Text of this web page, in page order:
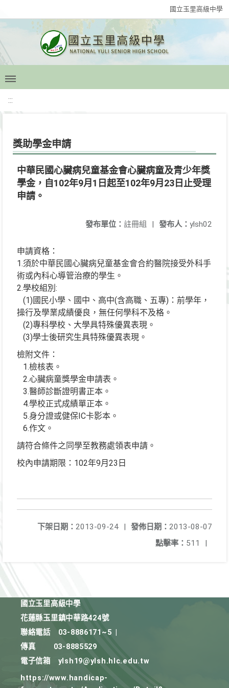
國立玉里高級中學
:::
獎助學金申請
中華民國心臟病兒童基金會心臟病童及青少年獎
學金，自102年9月1日起至102年9月23日止受理
申請。
發布人： ylsh02
發布單位： 註冊組 |
申請資格：
1.須於中華民國心臟病兒童基金會合約醫院接受外科手
術或內科心導管治療的學生。
2.學校組別:
(1)國民小學、國中、高中(含高職、五專)：前學年，
操行及學業成績優良，無任何學科不及格。
(2)專科學校、大學具特殊優異表現。
(3)學士後研究生具特殊優異表現。
檢附文件：
1.檢核表。
2.心臟病童獎學金申請表。
3.醫師診斷證明書正本。
4.學校正式成績單正本。
5.身分證或健保IC卡影本。
6.作文。
請符合條件之同學至教務處領表申請。
校內申請期限：102年9月23日
發佈日期： 2013-08-07
下架日期： 2013-09-24
|
點擊率： 511 |
國立玉里高級中學
花蓮縣玉里鎮中華路424號
聯絡電話
03-8886171~5
傳真
03-8885529
電子信箱
ylsh19@ylsh.hlc.edu.tw
https://www.handicap-